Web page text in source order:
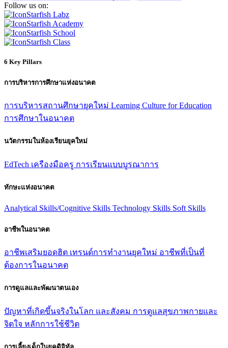
Follow us on:
Starfish Labz
Starfish Academy
Starfish School
Starfish Class
6 Key Pillars
การบริหารการศึกษาแห่งอนาคต
การบริหารสถานศึกษายุคใหม่ Learning Culture for Education
การศึกษาในอนาคต
นวัตกรรมในห้องเรียนยุคใหม่
EdTech เครืองมือครู การเรียนแบบบูรณาการ
ทักษะแห่งอนาคต
Analytical Skills/Cognitive Skills Technology Skills Soft Skills
อาชีพในอนาคต
อาชีพเสริมยอดฮิต เทรนด์การทํางานยุคใหม่ อาชีพที่เป็นที่
ต้องการในอนาคต
การดูแลและพัฒนาตนเอง
ปัญหาที่เกิดขึ้นจริงในโลก และสังคม การดูแลสุขภาพกายและ
จิตใจ หลักการใช้ชีวิต